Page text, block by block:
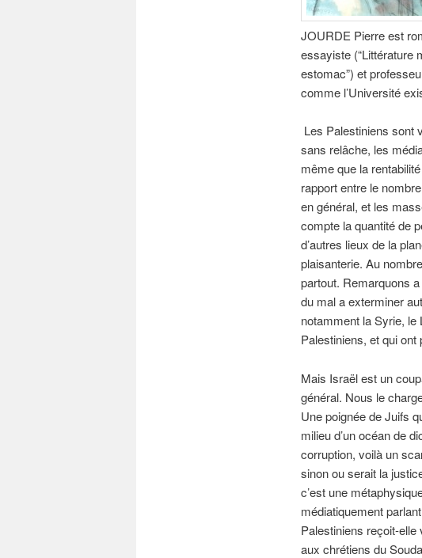
JOURDE Pierre est
essayiste (“Littérature
estomac”) et
comme l’Université
Les Palestiniens sont
sans relâche, les
même que la
rapport entre le
en général, et les
compte la quantité de
d’autres lieux de la
plaisanterie. Au
partout. Remarquons
du mal a exterminer
notamment la Syrie, le
Palestiniens, et qui ont
Mais Israël est un
général. Nous le
Une poignée de Juifs
milieu d’un océan de
corruption, voilà un
sinon ou serait la
c’est une
médiatiquement
Palestiniens reçoit-elle
aux chrétiens du